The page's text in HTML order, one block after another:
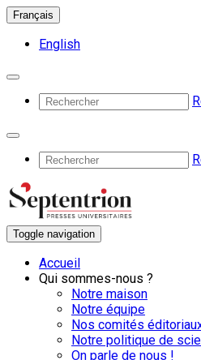
Français
English
Toggle navigation
Accueil
Qui sommes-nous ?
Notre maison
Notre équipe
Nos comités
Notre politique de
On parle de nous !